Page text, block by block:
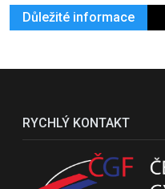
Důležité informace
RYCHLÝ KONTAKT